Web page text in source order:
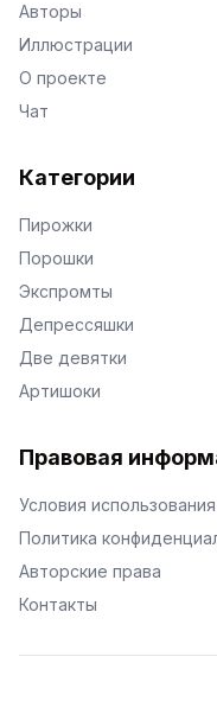
Авторы
Иллюстрации
О проекте
Чат
Категории
Пирожки
Порошки
Экспромты
Депрессяшки
Две девятки
Артишоки
Правовая
Условия использования
Политика
Авторские права
Контакты